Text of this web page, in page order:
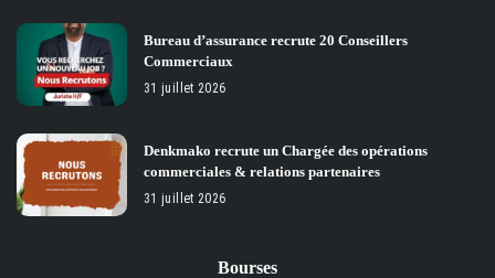
Bureau d’assurance recrute 20 Conseillers
Commerciaux
31 juillet 2026
Denkmako recrute un Chargée des opérations
commerciales & relations partenaires
31 juillet 2026
Bourses